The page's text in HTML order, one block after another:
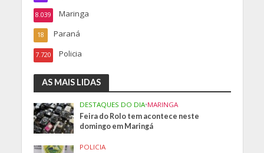
Maringa
8.039
Paraná
18
Policia
7.720
AS MAIS LIDAS
DESTAQUES DO DIA•MARINGA
Feira do Rolo tem acontece neste
domingo em Maringá
POLICIA